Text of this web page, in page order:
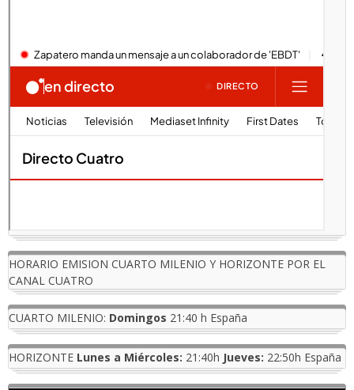
HORARIO EMISION CUARTO MILENIO Y HORIZONTE POR EL
CANAL CUATRO
CUARTO MILENIO: Domingos 21:40 h España
HORIZONTE Lunes a Miércoles: 21:40h Jueves: 22:50h España